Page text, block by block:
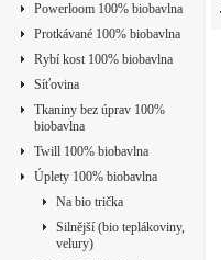
Powerloom 100% biobavlna
Protkávané 100% biobavlna
Rybí kost 100% biobavlna
Síťovina
Tkaniny bez úprav 100%
biobavlna
Twill 100% biobavlna
Úplety 100% biobavlna
Na bio trička
Silnější (bio teplákoviny,
velury)